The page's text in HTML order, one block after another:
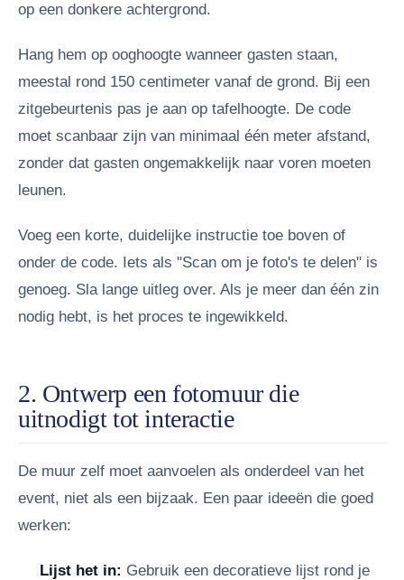
op een donkere achtergrond.
Hang hem op ooghoogte wanneer gasten staan,
meestal rond 150 centimeter vanaf de grond. Bij een
zitgebeurtenis pas je aan op tafelhoogte. De code
moet scanbaar zijn van minimaal één meter afstand,
zonder dat gasten ongemakkelijk naar voren moeten
leunen.
Voeg een korte, duidelijke instructie toe boven of
onder de code. Iets als "Scan om je foto's te delen" is
genoeg. Sla lange uitleg over. Als je meer dan één zin
nodig hebt, is het proces te ingewikkeld.
2. Ontwerp een fotomuur die
uitnodigt tot interactie
De muur zelf moet aanvoelen als onderdeel van het
event, niet als een bijzaak. Een paar ideeën die goed
werken:
Lijst het in: Gebruik een decoratieve lijst rond je